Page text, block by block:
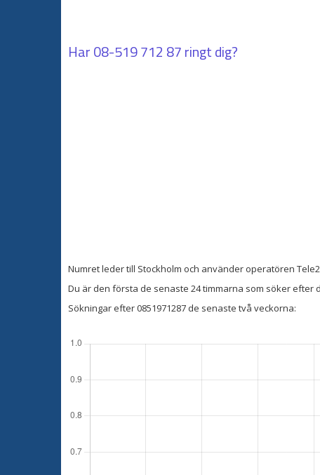
Har08-519 712 87ringt dig?
Numret leder till Stockholm och använder operatören Tele2
Du är den första de senaste 24 timmarna som söker
Sökningar efter 0851971287 de senaste två veckorna: